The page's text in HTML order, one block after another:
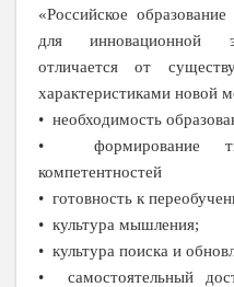
«Российское
для инновационной
отличается от
характеристиками новой
• необходимость
• формирование
компетентностей
• готовность к
• культура мышления;
• культура поиска и
• самостоятельный